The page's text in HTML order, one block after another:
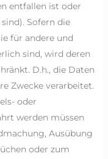
entfallen ist oder
Sofern die
für andere und
sind, wird deren
D.h., die Daten
Zwecke verarbeitet.
oder
werden müssen
Ausübung
oder zum